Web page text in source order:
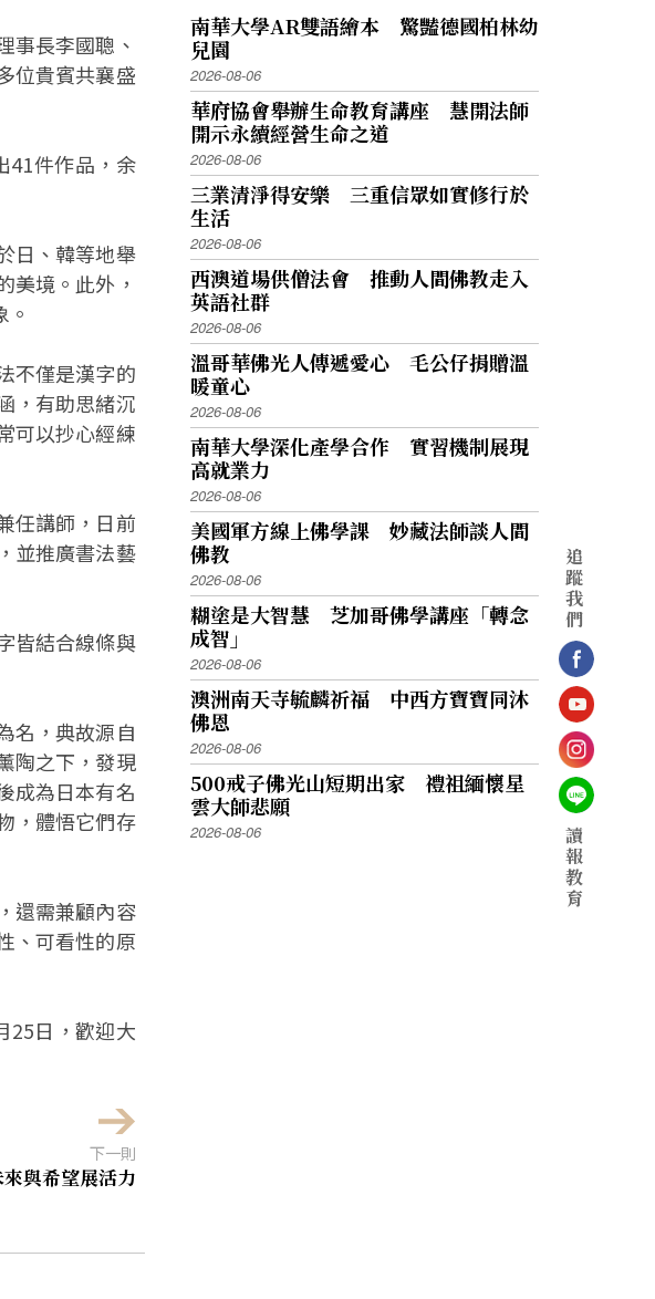
事長李國聰、
位貴賓共襄盛
41件作品，余
日、韓等地舉
美境。此外，
不僅是漢字的
，有助思緒沉
可以抄心經練
任講師，日前
並推廣書法藝
皆結合線條與
名，典故源自
陶之下，發現
成為日本有名
，體悟它們存
還需兼顧內容
、可看性的原
25日，歡迎大
下一則
與希望展活力
南華大學AR雙語繪本 驚豔德國柏林幼
兒園
2026-08-06
華府協會舉辦生命教育講座 慧開法師
開示永續經營生命之道
2026-08-06
三業清淨得安樂 三重信眾如實修行於
生活
2026-08-06
西澳道場供僧法會 推動人間佛教走入
英語社群
2026-08-06
溫哥華佛光人傳遞愛心 毛公仔捐贈溫
暖童心
2026-08-06
南華大學深化產學合作 實習機制展現
高就業力
2026-08-06
美國軍方線上佛學課 妙藏法師談人間
佛教
2026-08-06
糊塗是大智慧 芝加哥佛學講座「轉念
成智」
2026-08-06
澳洲南天寺毓麟祈福 中西方寶寶同沐
佛恩
2026-08-06
500戒子佛光山短期出家 禮祖緬懷星
雲大師悲願
2026-08-06
追
蹤
我
們
讀
報
教
育